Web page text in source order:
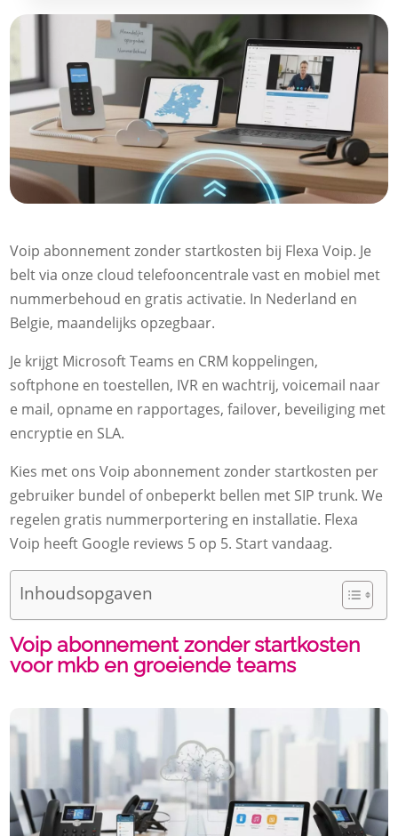
Voip abonnement zonder startkosten bij Flexa Voip.​ Je
belt via onze cloud telefooncentrale vast en mobiel met
nummerbehoud en gratis activatie.​ In Nederland en
Belgie, maandelijks opzegbaar.​
Je krijgt Microsoft Teams en CRM koppelingen,
softphone en toestellen, IVR en wachtrij, voicemail naar
e mail, opname en rapportages, failover, beveiliging met
encryptie en SLA.​
Kies met ons Voip abonnement zonder startkosten per
gebruiker bundel of onbeperkt bellen met SIP trunk.​ We
regelen gratis nummerportering en installatie.​ Flexa
Voip heeft Google reviews 5 op 5.​ Start vandaag.​
Inhoudsopgaven
Voip abonnement zonder startkosten
voor mkb en groeiende teams